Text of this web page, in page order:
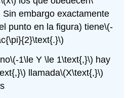
Sin embargo exactamente
punto en la figura) tiene\(-
\(-1\le Y \le 1\text{,}\) hay
llamada\(X\text{,}\)